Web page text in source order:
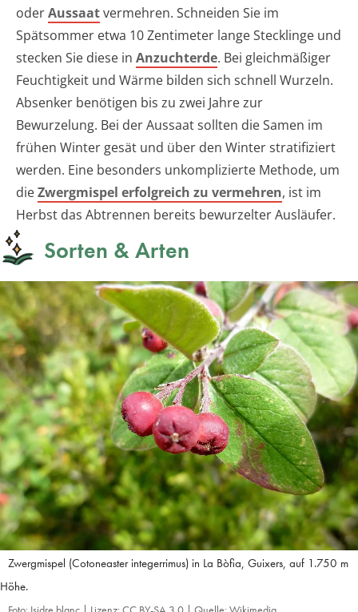
oderAussaatvermehren. Schneiden Sie im
Spätsommer etwa 10 Zentimeter lange Stecklinge und
stecken Sie diese in Anzuchterde. Bei gleichmäßiger
Feuchtigkeit und Wärme bilden sich schnell Wurzeln.
Absenker benötigen bis zu zwei Jahre zur
Bewurzelung. Bei der Aussaat sollten die Samen im
frühen Winter gesät und über den Winter stratifiziert
werden. Eine besonders unkomplizierte Methode, um
dieZwergmispel erfolgreich zu vermehren, ist im
Herbst das Abtrennen bereits bewurzelter Ausläufer.
Sorten & Arten
Zwergmispel (Cotoneaster integerrimus) in La Bòfia, Guixers, auf 1.750 m
Höhe.